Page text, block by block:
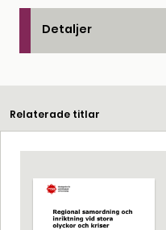
Detaljer
Relaterade titlar